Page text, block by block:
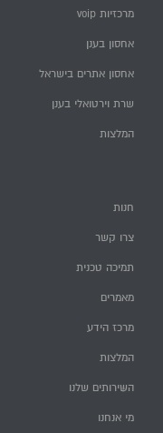
מרכזיות voip
אחסון בענן
אחסון אתרים בישראל
שרת וירטואלי בענן
המלצות
חנות
צרו קשר
תמיכה טכנית
מאמרים
מרכז הידע
המלצות
השירותים שלנו
מי אנחנו